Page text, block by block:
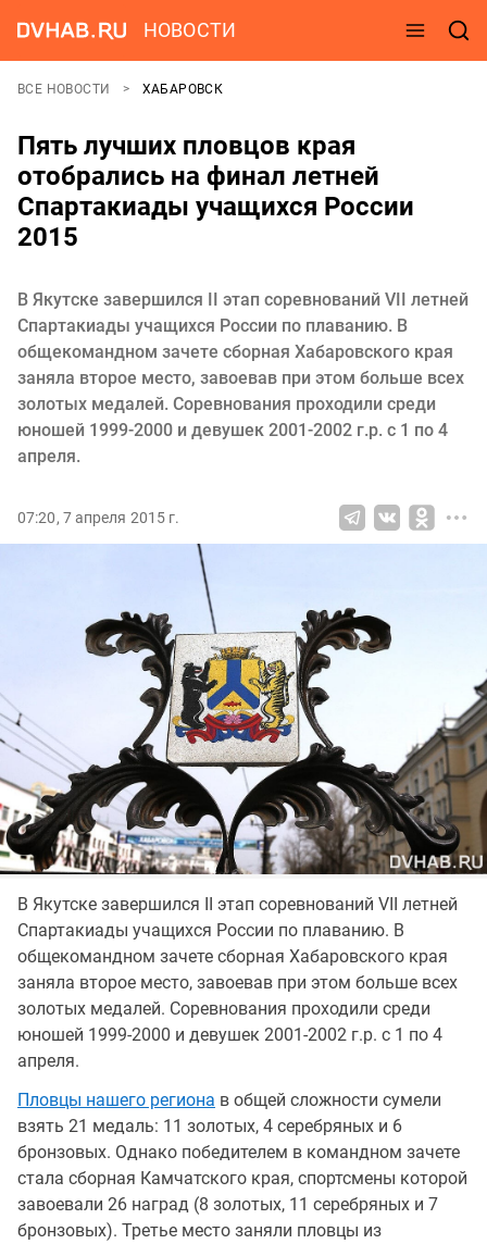
НОВОСТИ
ВСЕ НОВОСТИ ХАБАРОВСК
Пять лучших пловцов края
отобрались на финал летней
Спартакиады учащихся России
2015
В Якутске завершился II этап соревнований VII летней
Спартакиады учащихся России по плаванию. В
общекомандном зачете сборная Хабаровского края
заняла второе место, завоевав при этом больше всех
золотых медалей. Соревнования проходили среди
юношей 1999-2000 и девушек 2001-2002 г.р. с 1 по 4
апреля.
07:20, 7 апреля 2015 г.
В Якутске завершился II этап соревнований VII летней
Спартакиады учащихся России по плаванию. В
общекомандном зачете сборная Хабаровского края
заняла второе место, завоевав при этом больше всех
золотых медалей. Соревнования проходили среди
юношей 1999-2000 и девушек 2001-2002 г.р. с 1 по 4
апреля.
Пловцы нашего региона в общей сложности сумели
взять 21 медаль: 11 золотых, 4 серебряных и 6
бронзовых. Однако победителем в командном зачете
стала сборная Камчатского края, спортсмены которой
завоевали 26 наград (8 золотых, 11 серебряных и 7
бронзовых). Третье место заняли пловцы из